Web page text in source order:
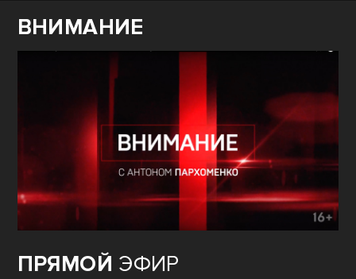
ВНИМАНИЕ
ПРЯМОЙ ЭФИР